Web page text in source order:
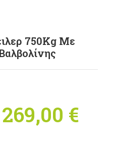
750Kg Με
269,00 €